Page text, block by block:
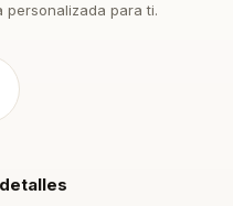
personalizada para ti.